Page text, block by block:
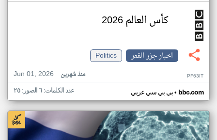
كأس العالم 2026
اخبار جزر القمر
Politics
Jun 01, 2026
منذ شهرين PF63IT
بي بي سي عربي• bbc.com عدد الكلمات: ٦ الصور: ٢٥